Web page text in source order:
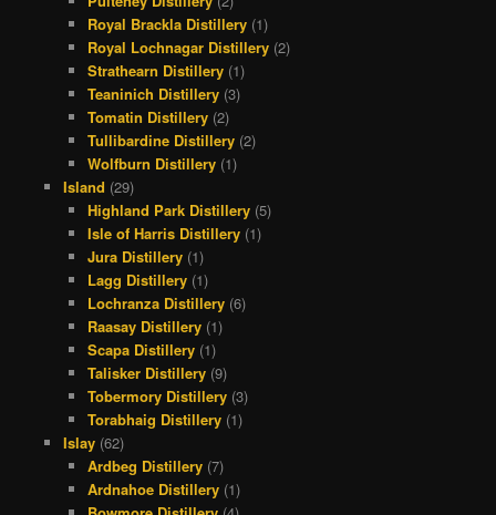
Royal Brackla Distillery (1)
Royal Lochnagar Distillery (2)
Strathearn Distillery (1)
Teaninich Distillery (3)
Tomatin Distillery (2)
Tullibardine Distillery (2)
Wolfburn Distillery (1)
Island (29)
Highland Park Distillery (5)
Isle of Harris Distillery (1)
Jura Distillery (1)
Lagg Distillery (1)
Lochranza Distillery (6)
Raasay Distillery (1)
Scapa Distillery (1)
Talisker Distillery (9)
Tobermory Distillery (3)
Torabhaig Distillery (1)
Islay(62)
Ardbeg Distillery (7)
Ardnahoe Distillery (1)